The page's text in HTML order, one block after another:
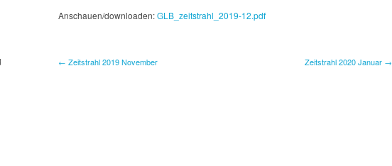
Dezember
Anschauen/downloaden:GLB_zeitstrahl_2019-12.pdf
← Zeitstrahl 2019 November Zeitstrahl 2020 Januar →